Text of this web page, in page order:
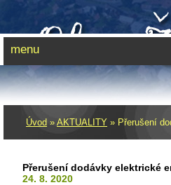
Úvod » AKTUALITY » Přerušení
Přerušení dodávky elektrické
24. 8. 2020
menu